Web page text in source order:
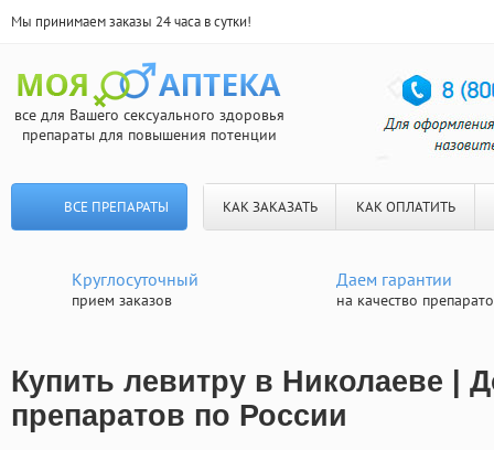
Мы принимаем заказы 24 часа в сутки!
все для Вашего сексуального здоровья
препараты для повышения потенции
ВСЕ ПРЕПАРАТЫ КАК ЗАКАЗАТЬ КАК ОПЛАТИТЬ
Круглосуточный
прием заказов
Даем гарантии
на качество
Купить левитру в Николаеве |
препаратов по России